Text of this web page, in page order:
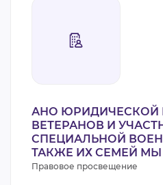
АНО ЮРИДИЧЕСКОЙ
ВЕТЕРАНОВ И
СПЕЦИАЛЬНОЙ
ТАКЖЕ ИХ СЕМЕЙ МЫ
Правовое просвещение